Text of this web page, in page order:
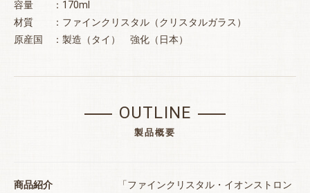
容量 ：170ml
材質 ：ファインクリスタル（クリスタルガラス）
原産国 ：製造（タイ） 強化（日本）
OUTLINE
製品概要
商品紹介
「ファインクリスタル・イオンストロン